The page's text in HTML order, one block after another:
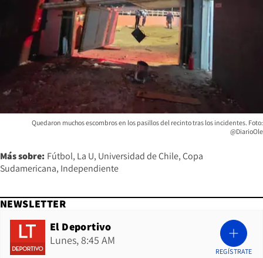
Quedaron muchos escombros en los pasillos del recinto tras los incidentes. Foto:
@DiarioOle
Más sobre: Fútbol La U Universidad de Chile Copa
Sudamericana Independiente
NEWSLETTER
El Deportivo
Lunes, 8:45 AM
REGÍSTRATE